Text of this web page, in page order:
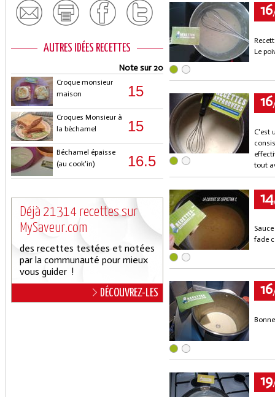
AUTRES IDÉES RECETTES
Note sur 20
Croque monsieur
maison
15
Croques Monsieur à
la béchamel
15
Béchamel épaisse
(au cook'in)
16.5
Déjà 21314 recettes sur
MySaveur.com
des recettes testées et notées
par la communauté pour mieux
vous guider !
DÉCOUVREZ-LES
16
Le
16
C'est
tout
14
fade
16
19